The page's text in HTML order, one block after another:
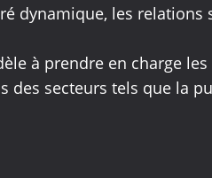
dynamique, les
à prendre en charge
des secteurs tels que la